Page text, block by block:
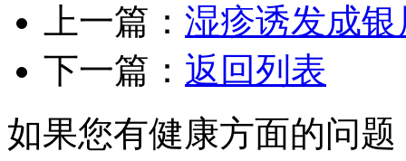
上一篇： 湿疹诱发成银
下一篇： 返回列表
如果您有健康方面的问